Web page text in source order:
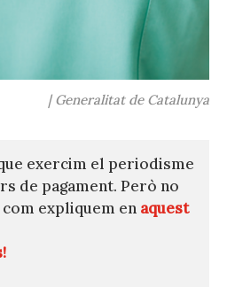
| Generalitat de Catalunya
exercim el periodisme
de pagament. Però no
expliquem en aquest